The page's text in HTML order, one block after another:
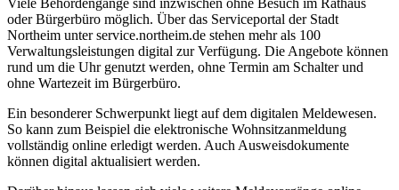
oder Bürgerbüro möglich. Über das Serviceportal der Stadt
Northeim unter service.northeim.de stehen mehr als 100
Verwaltungsleistungen digital zur Verfügung. Die Angebote können
rund um die Uhr genutzt werden, ohne Termin am Schalter und
ohne Wartezeit im Bürgerbüro.
Ein besonderer Schwerpunkt liegt auf dem digitalen Meldewesen.
So kann zum Beispiel die elektronische Wohnsitzanmeldung
vollständig online erledigt werden. Auch Ausweisdokumente
können digital aktualisiert werden.